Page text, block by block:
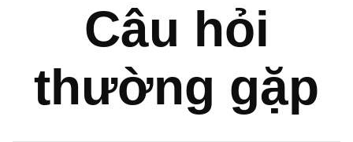
Câu hỏi
thường gặp